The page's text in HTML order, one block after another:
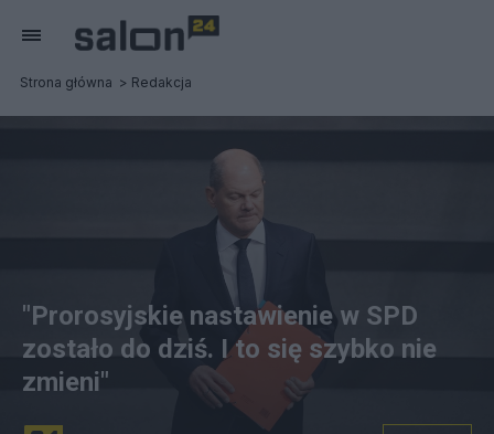
Strona główna Redakcja
"Prorosyjskie nastawienie w SPD
zostało do dziś. I to się szybko nie
zmieni"